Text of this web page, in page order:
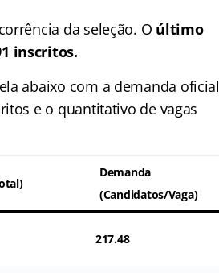
da seleção. O último
inscritos.
abaixo com a demanda oficial
e o quantitativo de vagas
Demanda
(Candidatos/Vaga)
217.48